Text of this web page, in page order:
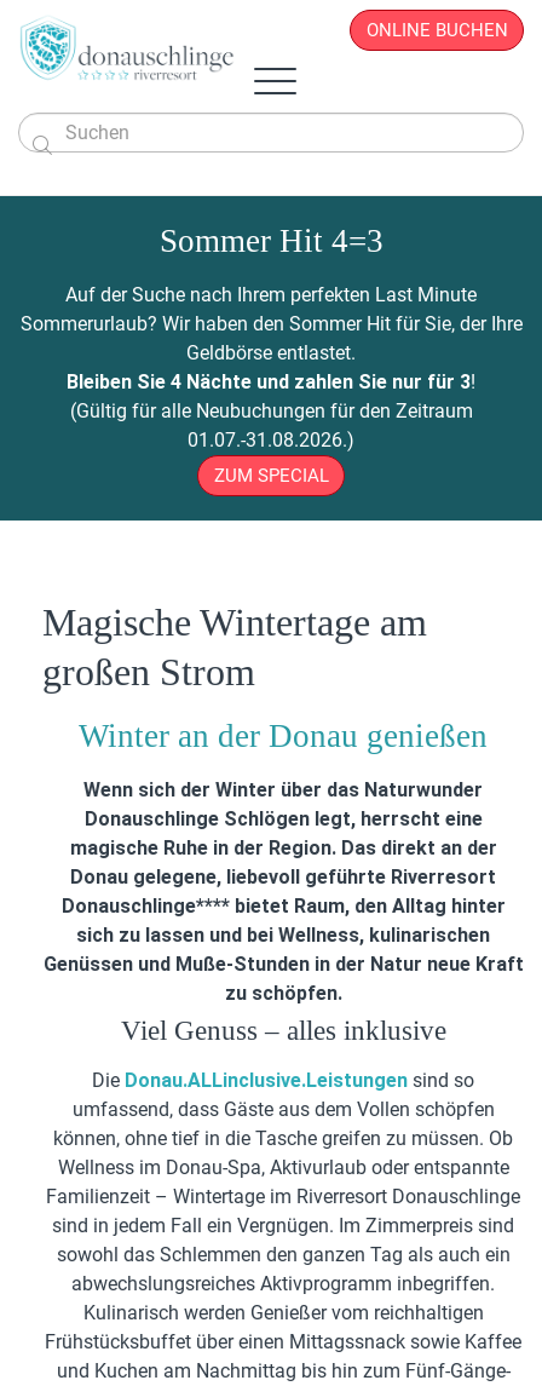
ONLINE BUCHEN
Winterurlaub
Geschichte
Team
Webcam
Zimmer & Angebote
Zimmerpreise
Donau.ALLinclusive.Leistungen
Stornobedingungen
Donau.PAUSCHALEN
Donau.EVENTS
Urlaub mit der Familie
Urlaub mit Freunden
Urlaub mit dem Hund
Singleurlaub mit Kind
Sportlich & Aktiv
Aktivprogramm
Radfahren
Donau-Radfähre
Bike Station
Badeerlebnis
Yoga an der Donau
Wellness-Paradies
Beauty & Kosmetik
Wickel & Packungen
Entspannungs-Pakete
Business & Seminare
Seminare & Tagungen
Firmenfeiern
Seminaranfrage
ONLINE BUCHEN
Kontakt
Zimmerpreise

Sommer Hit 4=3
Auf der Suche nach Ihrem perfekten Last Minute
Sommerurlaub? Wir haben den Sommer Hit für Sie, der Ihre
Geldbörse entlastet.
Bleiben Sie 4 Nächte und zahlen Sie nur für 3!
(Gültig für alle Neubuchungen für den Zeitraum
01.07.-31.08.2026.)
ZUM SPECIAL
Magische Wintertage am
großen Strom
Winter an der Donau genießen
Wenn sich der Winter über das Naturwunder
Donauschlinge Schlögen legt, herrscht eine
magische Ruhe in der Region. Das direkt an der
Donau gelegene, liebevoll geführte Riverresort
Donauschlinge**** bietet Raum, den Alltag hinter
sich zu lassen und bei Wellness, kulinarischen
Genüssen und Muße-Stunden in der Natur neue Kraft
zu schöpfen.
Viel Genuss – alles inklusive
Die Donau.ALLinclusive.Leistungen sind so
umfassend, dass Gäste aus dem Vollen schöpfen
können, ohne tief in die Tasche greifen zu müssen. Ob
Wellness im Donau-Spa, Aktivurlaub oder entspannte
Familienzeit – Wintertage im Riverresort Donauschlinge
sind in jedem Fall ein Vergnügen. Im Zimmerpreis sind
sowohl das Schlemmen den ganzen Tag als auch ein
abwechslungsreiches Aktivprogramm inbegriffen.
Kulinarisch werden Genießer vom reichhaltigen
Frühstücksbuffet über einen Mittagssnack sowie Kaffee
und Kuchen am Nachmittag bis hin zum Fünf-Gänge-